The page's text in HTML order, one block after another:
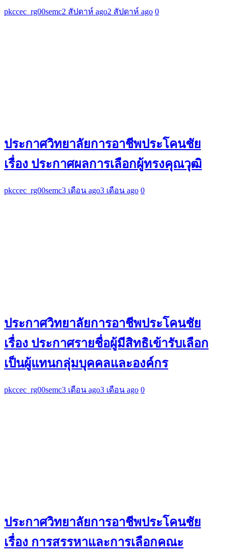
pkccec_rg00semc2 สัปดาห์ ago2 สัปดาห์ ago 0
ประกาศวิทยาลัยการอาชีพประโคนชัย
เรื่อง ประกาศผลการเลือกผู้ทรงคุณวุฒิ
pkccec_rg00semc3 เดือน ago3 เดือน ago 0
ประกาศวิทยาลัยการอาชีพประโคนชัย
เรื่อง ประกาศรายชื่อผู้มีสิทธิเข้ารับเลือก
เป็นผู้แทนกลุ่มบุคคลและองค์กร
pkccec_rg00semc3 เดือน ago3 เดือน ago 0
ประกาศวิทยาลัยการอาชีพประโคนชัย
เรื่อง การสรรหาและการเลือกคณะ